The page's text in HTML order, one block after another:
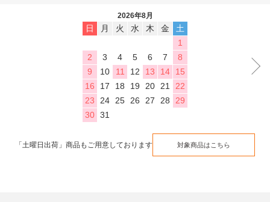
2026年8月
日 月 火 水 木 金
土
1
2
3 4 5 6 7
8
9
10 11 12 13 14
15
16
17 18 19 20 21
22
23
24 25 26 27 28
29
30 31
「土曜日出荷」商品もご用意しております 対象商品はこちら